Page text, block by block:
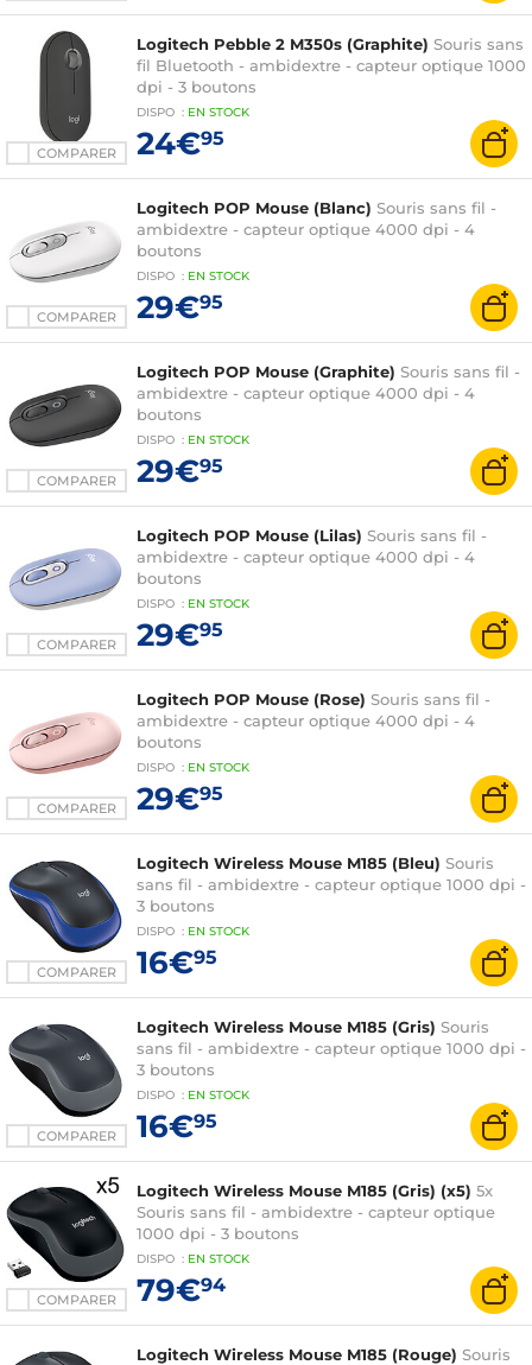
COMPARER
Logitech Pebble 2 M350s (Graphite) Souris sans
fil Bluetooth - ambidextre - capteur optique 1000
dpi - 3 boutons
DISPO : EN STOCK
24€95
COMPARER
Logitech POP Mouse (Blanc) Souris sans fil -
ambidextre - capteur optique 4000 dpi - 4
boutons
DISPO : EN STOCK
29€95
COMPARER
Logitech POP Mouse (Graphite) Souris sans fil -
ambidextre - capteur optique 4000 dpi - 4
boutons
DISPO : EN STOCK
29€95
COMPARER
Logitech POP Mouse (Lilas) Souris sans fil -
ambidextre - capteur optique 4000 dpi - 4
boutons
DISPO : EN STOCK
29€95
COMPARER
Logitech POP Mouse (Rose) Souris sans fil -
ambidextre - capteur optique 4000 dpi - 4
boutons
DISPO : EN STOCK
29€95
COMPARER
Logitech Wireless Mouse M185 (Bleu) Souris
sans fil - ambidextre - capteur optique 1000 dpi -
3 boutons
DISPO : EN STOCK
16€95
COMPARER
Logitech Wireless Mouse M185 (Gris) Souris
sans fil - ambidextre - capteur optique 1000 dpi -
3 boutons
DISPO : EN STOCK
16€95
COMPARER
Logitech Wireless Mouse M185 (Gris) (x5) 5x
Souris sans fil - ambidextre - capteur optique
1000 dpi - 3 boutons
DISPO : EN STOCK
79€94
Logitech Wireless Mouse M185 (Rouge) Souris